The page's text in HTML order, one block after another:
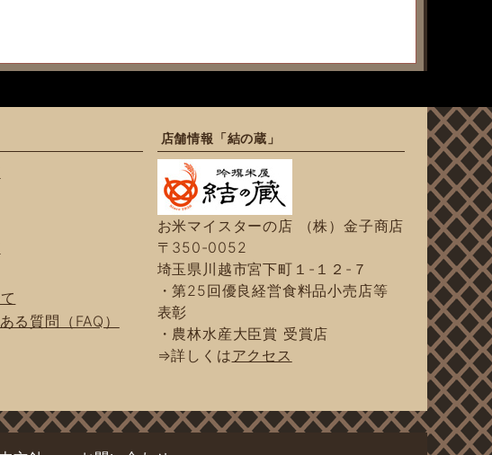
る質問（FAQ）
店舗情報「結の蔵」
お米マイスターの店 （株）金子商店
〒350-0052
埼玉県川越市宮下町１-１２-７
・第25回優良経営食料品小売店等
表彰
・農林水産大臣賞 受賞店
⇒詳しくはアクセス